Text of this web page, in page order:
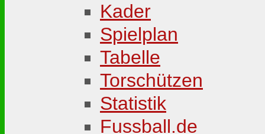
Kader
Spielplan
Tabelle
Torschützen
Statistik
Fussball.de